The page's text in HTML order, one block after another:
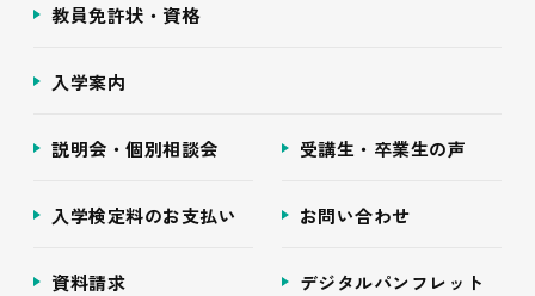
教員免許状・資格
入学案内
説明会・個別相談会 受講生・卒業生の声
入学検定料のお支払い お問い合わせ
資料請求 デジタルパンフレット